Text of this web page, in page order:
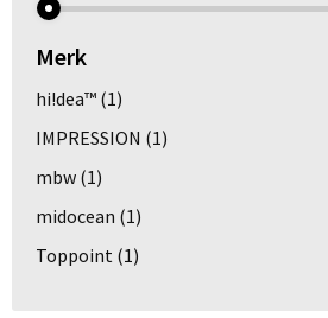
Hoofdbescherming
Broeken en Rokken
Merk
hi!dea™ (1)
IMPRESSION (1)
mbw (1)
midocean (1)
Toppoint (1)